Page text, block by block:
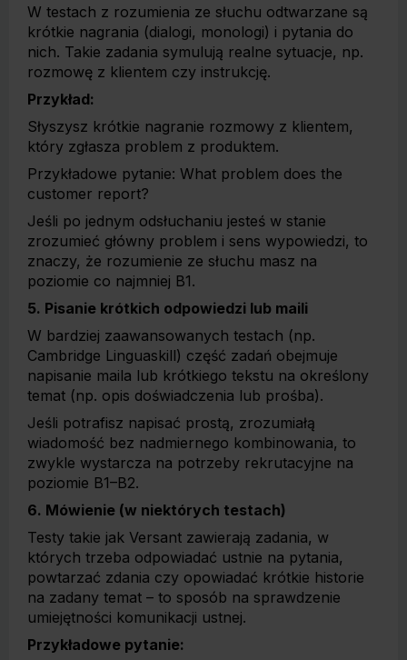
W testach z rozumienia ze słuchu odtwarzane są
krótkie nagrania (dialogi, monologi) i pytania do
nich. Takie zadania symulują realne sytuacje, np.
rozmowę z klientem czy instrukcję.
Przykład:
Słyszysz krótkie nagranie rozmowy z klientem,
który zgłasza problem z produktem.
Przykładowe pytanie: What problem does the
customer report?
Jeśli po jednym odsłuchaniu jesteś w stanie
zrozumieć główny problem i sens wypowiedzi, to
znaczy, że rozumienie ze słuchu masz na
poziomie co najmniej B1.
5. Pisanie krótkich odpowiedzi lub maili
W bardziej zaawansowanych testach (np.
Cambridge Linguaskill) część zadań obejmuje
napisanie maila lub krótkiego tekstu na określony
temat (np. opis doświadczenia lub prośba).
Jeśli potrafisz napisać prostą, zrozumiałą
wiadomość bez nadmiernego kombinowania, to
zwykle wystarcza na potrzeby rekrutacyjne na
poziomie B1–B2.
6. Mówienie (w niektórych testach)
Testy takie jak Versant zawierają zadania, w
których trzeba odpowiadać ustnie na pytania,
powtarzać zdania czy opowiadać krótkie historie
na zadany temat – to sposób na sprawdzenie
umiejętności komunikacji ustnej.
Przykładowe pytanie: